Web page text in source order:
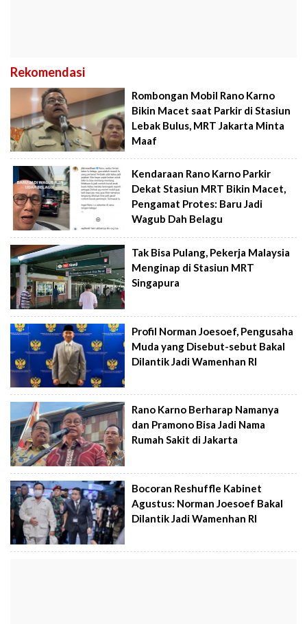
Rekomendasi
Rombongan Mobil Rano Karno
Bikin Macet saat Parkir di Stasiun
Lebak Bulus, MRT Jakarta Minta
Maaf
Kendaraan Rano Karno Parkir
Dekat Stasiun MRT Bikin Macet,
Pengamat Protes: Baru Jadi
Wagub Dah Belagu
Tak Bisa Pulang, Pekerja Malaysia
Menginap di Stasiun MRT
Singapura
Profil Norman Joesoef, Pengusaha
Muda yang Disebut-sebut Bakal
Dilantik Jadi Wamenhan RI
Rano Karno Berharap Namanya
dan Pramono Bisa Jadi Nama
Rumah Sakit di Jakarta
Bocoran Reshuffle Kabinet
Agustus: Norman Joesoef Bakal
Dilantik Jadi Wamenhan RI